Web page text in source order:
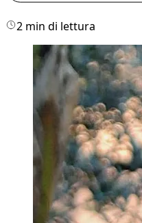
2 min di lettura